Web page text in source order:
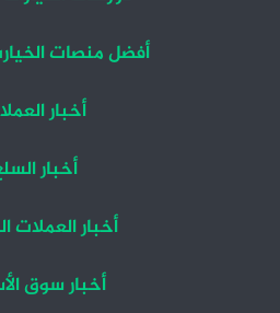
أفضل منصات
أخبار
أخبار
أخبار العملات
أخبار سوق